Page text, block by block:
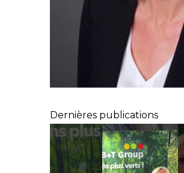
Dernières publications